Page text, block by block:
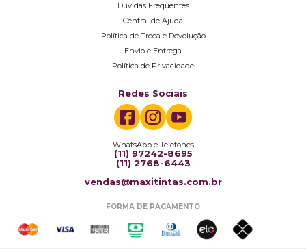
Dúvidas Frequentes
Central de Ajuda
Política de Troca e Devolução
Envio e Entrega
Política de Privacidade
Redes Sociais
WhatsApp e Telefones
(11) 97242-8695
(11) 2768-6443
vendas@maxitintas.com.br
FORMA DE PAGAMENTO